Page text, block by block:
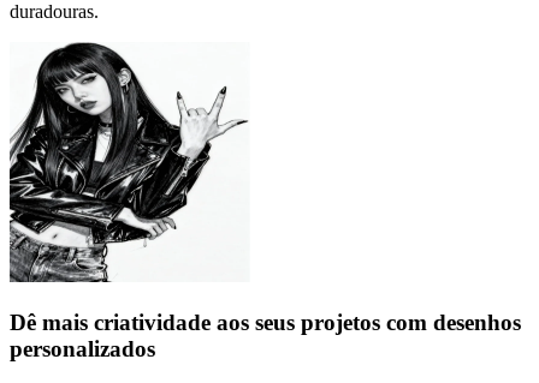
duradouras.
Dê mais criatividade aos seus projetos com desenhos
personalizados